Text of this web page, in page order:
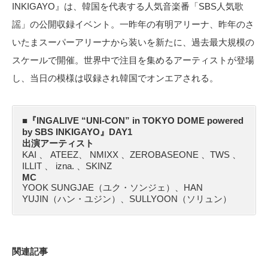
INKIGAYO』は、韓国を代表する⼈気⾳楽番「SBS⼈気歌
謡」の公開収録イベント。一昨年の有明アリーナ、昨年のさ
いたまスーパーアリーナから装いを新たに、過去最大規模の
スケールで開催。世界中で注⽬を集めるアーティストが登場
し、当日の模様は収録され韓国でオンエアされる。
■『INGALIVE “UNI-CON” in TOKYO DOME powered
by SBS INKIGAYO』DAY1
出演アーティスト
KAI 、 ATEEZ、 NMIXX 、ZEROBASEONE 、TWS 、
ILLIT 、 izna. 、SKINZ
MC
YOOK SUNGJAE（ユク・ソンジェ）、HAN
YUJIN（ハン・ユジン）、SULLYOON（ソリュン）
関連記事